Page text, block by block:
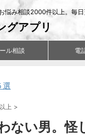
悩み相談2000件以上。毎日
グアプリ
ル相談 電
選
上 >
ない男。怪